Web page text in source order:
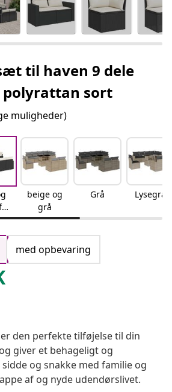
til haven 9 dele
polyrattan sort
muligheder)
beige og
grå
Grå Lysegrå
med opbevaring
den perfekte tilføjelse til din
giver et behageligt og
og snakke med familie og
af og nyde udendørslivet.